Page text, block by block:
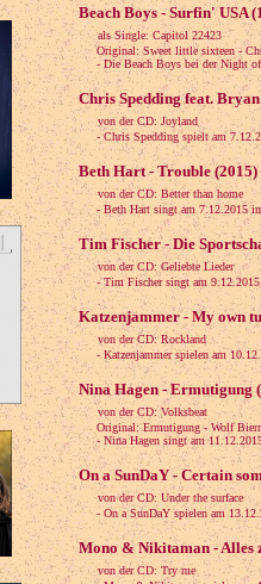
Beach Boys - Surfin' USA
als Single: Capitol 22423
Original: Sweet little sixteen -
- Die Beach Boys bei der Night
Chris Spedding feat.
von der CD: Joyland
- Chris Spedding spielt am
Beth Hart - Trouble (2015)
von der CD: Better than home
- Beth Hart singt am 7.12.2015
Tim Fischer - Die
von der CD: Geliebte Lieder
- Tim Fischer singt am
Katzenjammer - My own
von der CD: Rockland
- Katzenjammer spielen am
Nina Hagen - Ermutigung
von der CD: Volksbeat
Original: Ermutigung - Wolf
- Nina Hagen singt am
On a SunDaY - Certain
von der CD: Under the surface
- On a SunDaY spielen am
Mono & Nikitaman - Alles
von der CD: Try me